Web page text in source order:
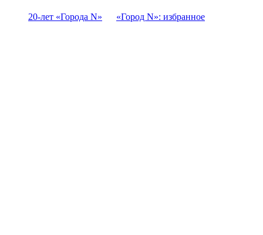
20-лет «Города N» «Город N»: избранное